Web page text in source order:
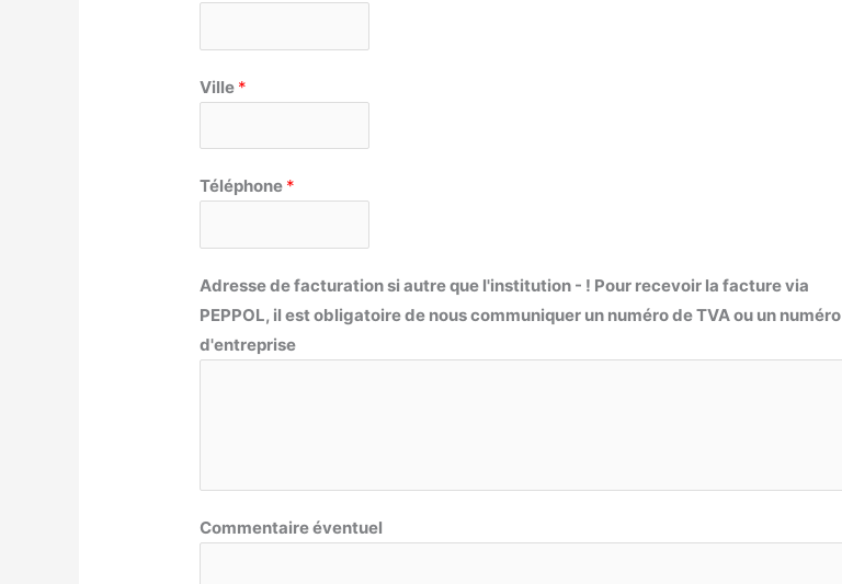
Ville *
Téléphone *
Adresse de facturation si autre que l'institution - ! Pour recevoir la facture via
PEPPOL, il est obligatoire de nous communiquer un numéro de TVA ou un numéro
d'entreprise
Commentaire éventuel